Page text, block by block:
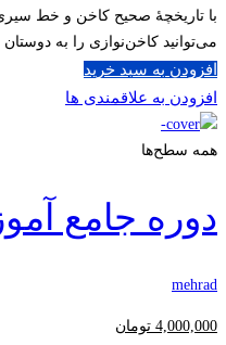
با تاریخچۀ صحیح کاخن و خط
می‌توانید کاخن‌نوازی را به دوستان
افزودن به سبد خرید
افزودن به علاقمندی ها
همه سطح‌ها
دوره جامع
mehrad
4,000,000 تومان